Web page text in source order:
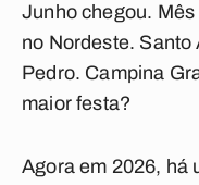
Junho chegou.
no Nordeste. Santo
Pedro. Campina
maior festa?
Agora em 2026, há